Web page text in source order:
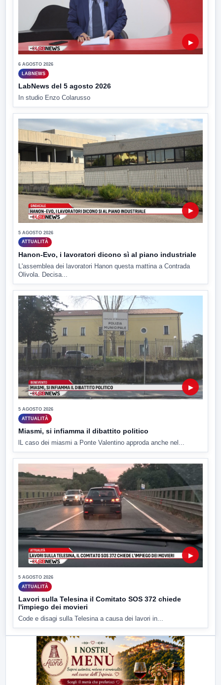
▶
6 AGOSTO 2026
LABNEWS
LabNews del 5 agosto 2026
In studio Enzo Colarusso
▶
5 AGOSTO 2026
ATTUALITÀ
Hanon-Evo, i lavoratori dicono sì al piano industriale
L'assemblea dei lavoratori Hanon questa mattina a Contrada
Olivola. Decisa...
▶
5 AGOSTO 2026
ATTUALITÀ
Miasmi, si infiamma il dibattito politico
lL caso dei miasmi a Ponte Valentino approda anche nel...
▶
5 AGOSTO 2026
ATTUALITÀ
Lavori sulla Telesina il Comitato SOS 372 chiede
l'impiego dei movieri
Code e disagi sulla Telesina a causa dei lavori in...